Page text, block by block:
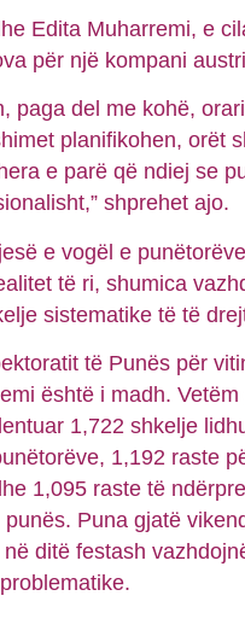
Edita Muharremi, e
për një kompani
paga del me kohë, orari
planifikohen, orët
e parë që ndiej se
shprehet ajo.
e vogël e punëtorëve
të ri, shumica
sistematike të të
të Punës për
është i madh. Vetëm
1,722 shkelje
1,192 raste
1,095 raste të
Puna gjatë
ditë festash